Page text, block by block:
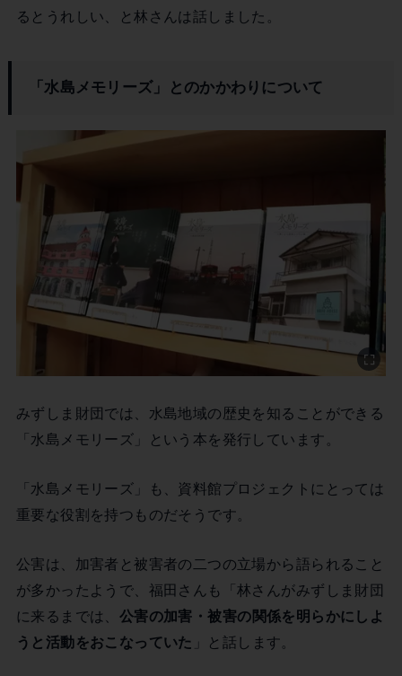
るとうれしい、と林さんは話しました。
「水島メモリーズ」とのかかわりについて
みずしま財団では、水島地域の歴史を知ることができる
「水島メモリーズ」という本を発行しています。
「水島メモリーズ」も、資料館プロジェクトにとっては
重要な役割を持つものだそうです。
公害は、加害者と被害者の二つの立場から語られること
が多かったようで、福田さんも「林さんがみずしま財団
に来るまでは、 公害の加害・被害の関係を明らかにしよ
うと活動をおこなっていた
」と話します。